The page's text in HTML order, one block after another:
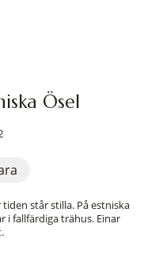
Ösel
står stilla. På estniska
i fallfärdiga trähus. Einar